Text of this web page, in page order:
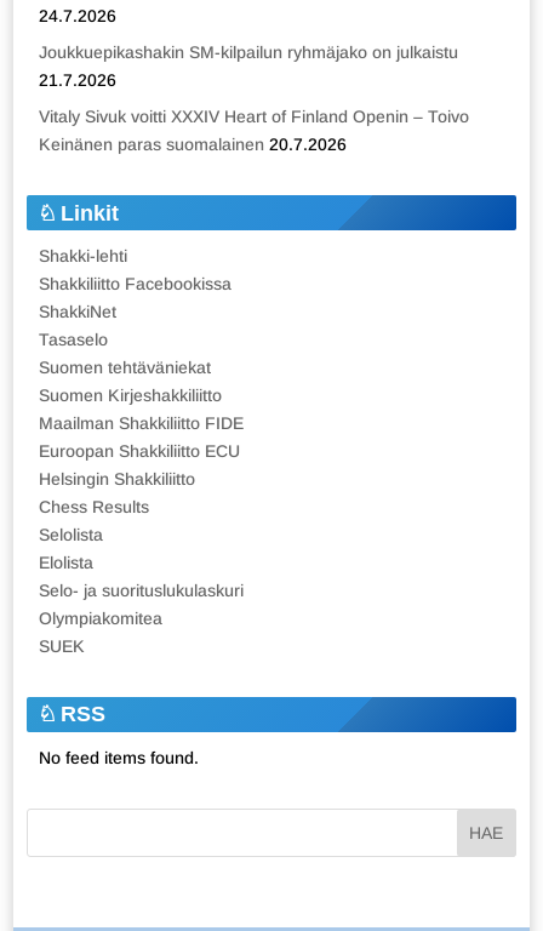
24.7.2026
Joukkuepikashakin SM-kilpailun ryhmäjako on julkaistu
21.7.2026
Vitaly Sivuk voitti XXXIV Heart of Finland Openin – Toivo
Keinänen paras suomalainen 20.7.2026
Linkit
Shakki-lehti
Shakkiliitto Facebookissa
ShakkiNet
Tasaselo
Suomen tehtäväniekat
Suomen Kirjeshakkiliitto
Maailman Shakkiliitto FIDE
Euroopan Shakkiliitto ECU
Helsingin Shakkiliitto
Chess Results
Selolista
Elolista
Selo- ja suorituslukulaskuri
Olympiakomitea
SUEK
RSS
No feed items found.